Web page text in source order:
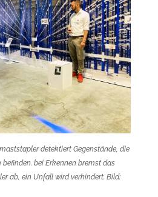
detektiert Gegenstände, die
bei Erkennen bremst das
ab, ein Unfall wird verhindert. Bild: